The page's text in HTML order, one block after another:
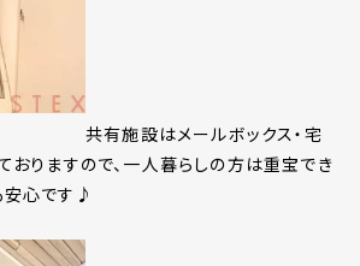
共有施設はメールボックス・宅
おりますので、一人暮らしの方は重宝でき
安心です♪